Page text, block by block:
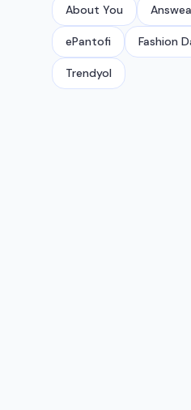
About You
ePantofi Fashion
Trendyol